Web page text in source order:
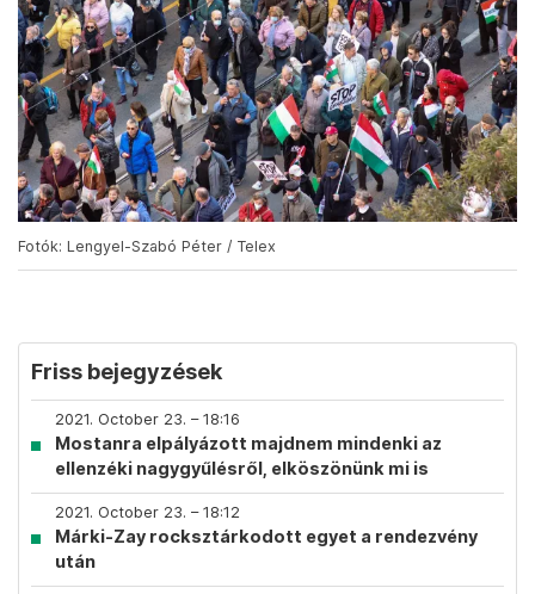
Fotók: Lengyel-Szabó Péter / Telex
Friss bejegyzések
2021. October 23. – 18:16
Mostanra elpályázott majdnem mindenki az
ellenzéki nagygyűlésről, elköszönünk mi is
2021. October 23. – 18:12
Márki-Zay rocksztárkodott egyet a rendezvény
után